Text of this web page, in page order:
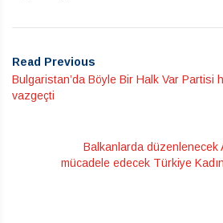
Read Previous
Bulgaristan’da Böyle Bir Halk Var Partisi
vazgeçti
Balkanlarda düzenlenecek
mücadele edecek Türkiye Kadın